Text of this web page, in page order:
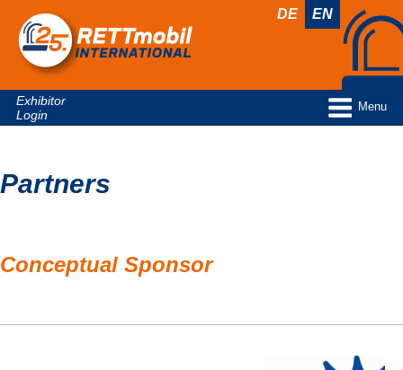
DE EN
Exhibitor
Login
Menu
Partners
Conceptual Sponsor